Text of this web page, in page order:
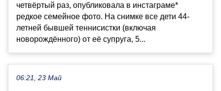
четвёртый раз, опубликовала в инстаграме*
редкое семейное фото. На снимке все дети 44-
летней бывшей теннисистки (включая
новорождённого) от её супруга, 5...
06:21, 23 Май